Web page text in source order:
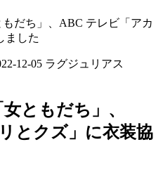
だち」、ABC テレビ「アカ
ました
12-05 ラグジュリアス
ともだち」、
とクズ」に衣装協